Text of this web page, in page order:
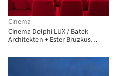
Cinema
Cinema Delphi LUX / Batek
Architekten + Ester Bruzkus